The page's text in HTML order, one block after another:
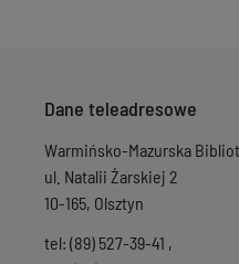
Dane teleadresowe
Warmińsko-Mazurska
ul. Natalii Żarskiej 2
10-165, Olsztyn
tel: (89) 527-39-41 ,